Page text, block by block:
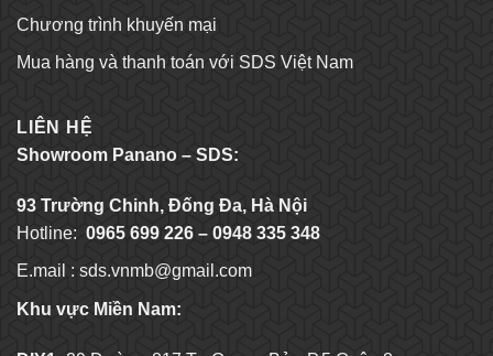
Chương trình khuyến mại
Mua hàng và thanh toán với SDS Việt Nam
LIÊN HỆ
Showroom Panano – SDS:
93 Trường Chinh, Đống Đa, Hà Nội
Hotline: 0965 699 226 – 0948 335 348
E.mail : sds.vnmb@gmail.com
Khu vực Miền Nam: